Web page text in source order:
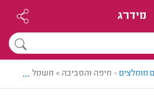
מידרג
מומלצים> חיפה והסביבה > חשמלאי
...